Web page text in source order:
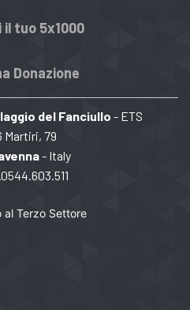
il tuo 5x1000
Donazione
del Fanciullo - ETS
Martiri, 79
- Italy
al Terzo Settore